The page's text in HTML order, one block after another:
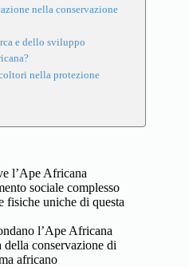
nella conservazione
e dello sviluppo
nella protezione
l’Ape Africana
sociale complesso
fisiche uniche di questa
l’Ape Africana
della conservazione di
africano